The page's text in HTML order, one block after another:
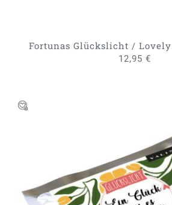
Fortunas Glückslicht /
12,95 €